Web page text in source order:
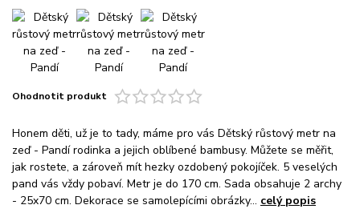
Ohodnotit produkt
Honem děti, už je to tady, máme pro vás Dětský růstový metr na
zeď - Pandí rodinka a jejich oblíbené bambusy. Můžete se měřit,
jak rostete, a zároveň mít hezky ozdobený pokojíček. 5 veselých
pand vás vždy pobaví. Metr je do 170 cm. Sada obsahuje 2 archy
- 25x70 cm. Dekorace se samolepícími obrázky... celý popis